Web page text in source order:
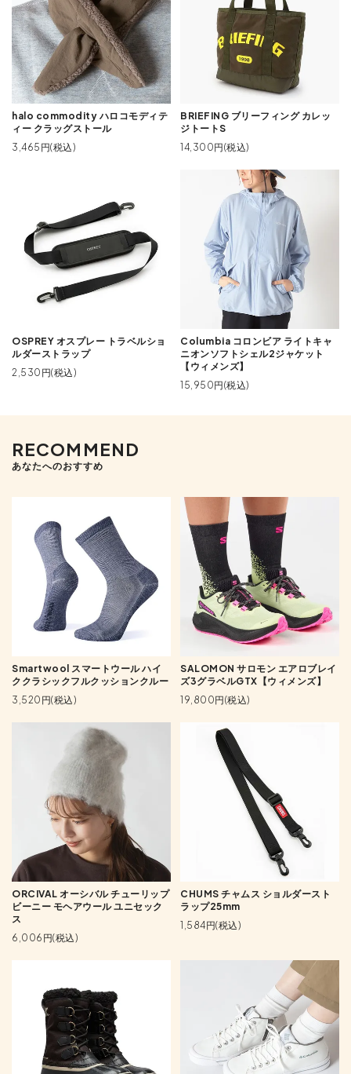
halo commodity ハロコモディテ
ィー クラッグストール
3,465円(税込)
BRIEFING ブリーフィング カレッ
ジトートS
14,300円(税込)
OSPREY オスプレー トラベルショ
ルダーストラップ
2,530円(税込)
Columbia コロンビア ライトキャ
ニオンソフトシェル2ジャケット
【ウィメンズ】
15,950円(税込)
RECOMMEND
あなたへのおすすめ
Smartwool スマートウール ハイ
ククラシックフルクッションクルー
3,520円(税込)
SALOMON サロモン エアロブレイ
ズ3グラベルGTX【ウィメンズ】
19,800円(税込)
ORCIVAL オーシバル チューリップ
ビーニー モヘアウール ユニセック
ス
6,006円(税込)
CHUMS チャムス ショルダースト
ラップ25mm
1,584円(税込)